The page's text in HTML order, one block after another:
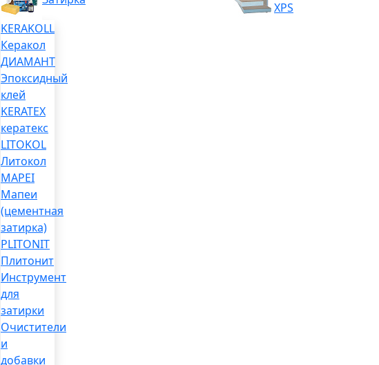
KERAKOLL
Керакол
ДИАМАНТ
Эпоксидный
клей
KERATEX
кератекс
LITOKOL
Литокол
MAPEI
Мапеи
(цементная
затирка)
PLITONIT
Плитонит
Инструмент
для
затирки
Очистители
и
добавки
XPS